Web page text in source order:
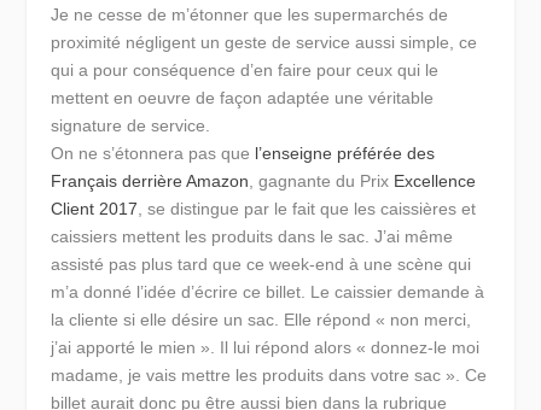
Je ne cesse de m’étonner que les supermarchés de
proximité négligent un geste de service aussi simple, ce
qui a pour conséquence d’en faire pour ceux qui le
mettent en oeuvre de façon adaptée une véritable
signature de service.
On ne s’étonnera pas que l’enseigne préférée des
Français derrière Amazon, gagnante du Prix Excellence
Client 2017, se distingue par le fait que les caissières et
caissiers mettent les produits dans le sac. J’ai même
assisté pas plus tard que ce week-end à une scène qui
m’a donné l’idée d’écrire ce billet. Le caissier demande à
la cliente si elle désire un sac. Elle répond« non merci,
j’ai apporté le mien ». Il lui répond alors« donnez-le moi
madame, je vais mettre les produits dans votre sac ». Ce
billet aurait donc pu être aussi bien dans la rubrique